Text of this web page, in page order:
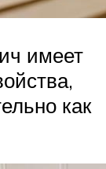
имеет
как